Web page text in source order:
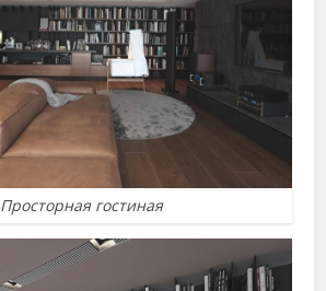
Просторная гостиная